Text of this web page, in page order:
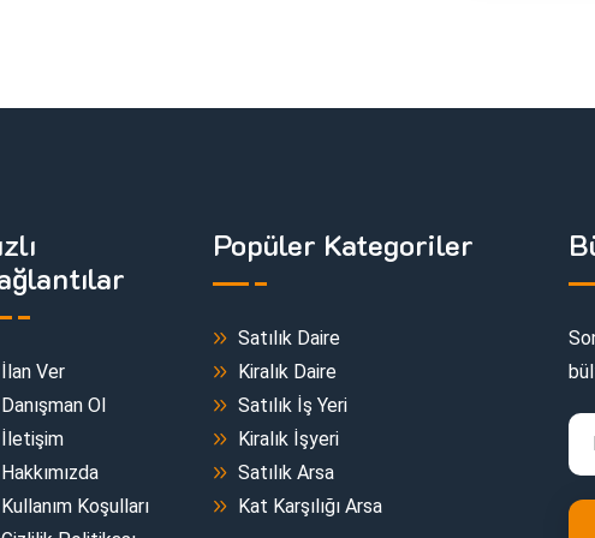
İlan Ver
Danışman Ol
İletişim
Hakkımızda
Kullanım Koşulları
Popüler Kategoriler
Satılık Daire
Kiralık Daire
Satılık İş Yeri
Kiralık İşyeri
Satılık Arsa
Kat Karşılığı Arsa